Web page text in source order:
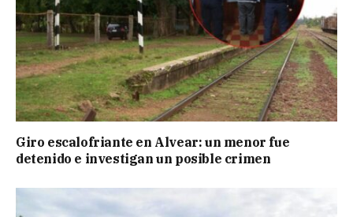
Giro escalofriante en Alvear: un menor fue
detenido e investigan un posible crimen